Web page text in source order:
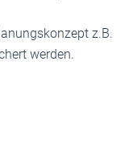
z.B.
werden.